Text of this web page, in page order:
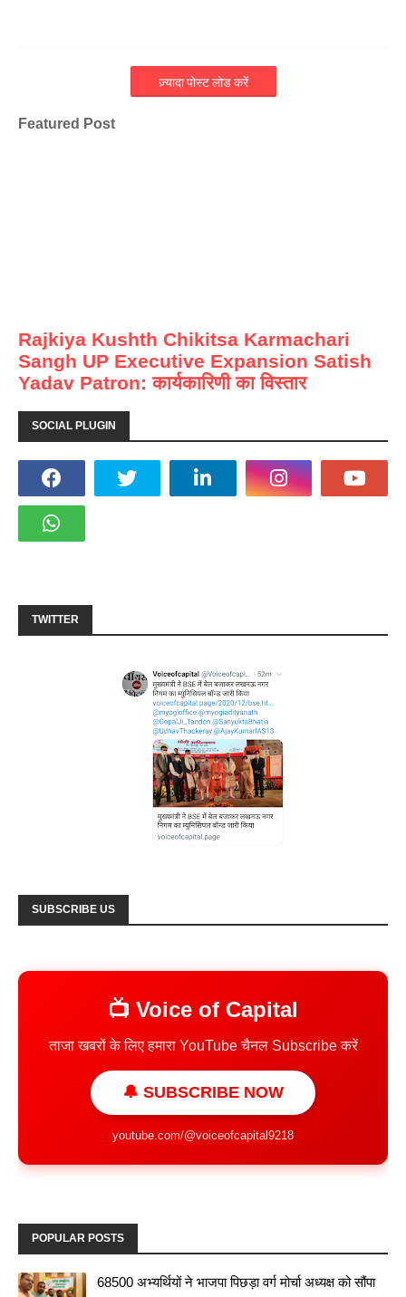
ज़्यादा पोस्ट लोड करें
Featured Post
Rajkiya Kushth Chikitsa Karmachari
Sangh UP Executive Expansion Satish
Yadav Patron: कार्यकारिणी का विस्तार
SOCIAL PLUGIN
TWITTER
SUBSCRIBE US
📺 Voice of Capital
ताजा खबरों के लिए हमारा YouTube चैनल Subscribe करें
🔔 SUBSCRIBE NOW
youtube.com/@voiceofcapital9218
POPULAR POSTS
68500 अभ्यर्थियों ने भाजपा पिछड़ा वर्ग मोर्चा अध्यक्ष को सौंपा